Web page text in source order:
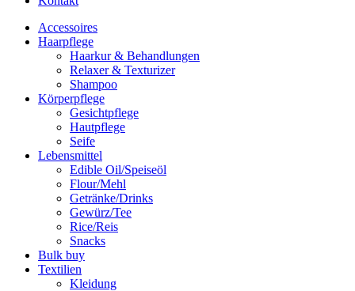
Accessoires
Haarpflege
Haarkur & Behandlungen
Relaxer & Texturizer
Shampoo
Körperpflege
Gesichtpflege
Hautpflege
Seife
Lebensmittel
Edible Oil/Speiseöl
Flour/Mehl
Getränke/Drinks
Gewürz/Tee
Rice/Reis
Snacks
Bulk buy
Textilien
Kleidung